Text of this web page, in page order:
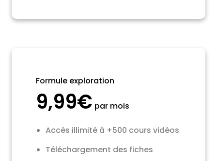
Formule exploration
9,99€ par mois
Accès illimité à +500 cours vidéos
Téléchargement des fiches